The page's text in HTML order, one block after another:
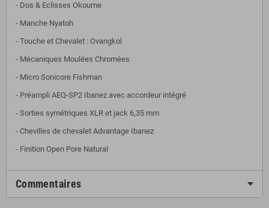
- Dos & Eclisses Okoume
- Manche Nyatoh
- Touche et Chevalet : Ovangkol
- Mécaniques Moulées Chromées
- Micro Sonicore Fishman
- Préampli AEQ-SP2 Ibanez avec accordeur intégré
- Sorties symétriques XLR et jack 6,35 mm
- Chevilles de chevalet Advantage Ibanez
- Finition Open Pore Natural
Commentaires